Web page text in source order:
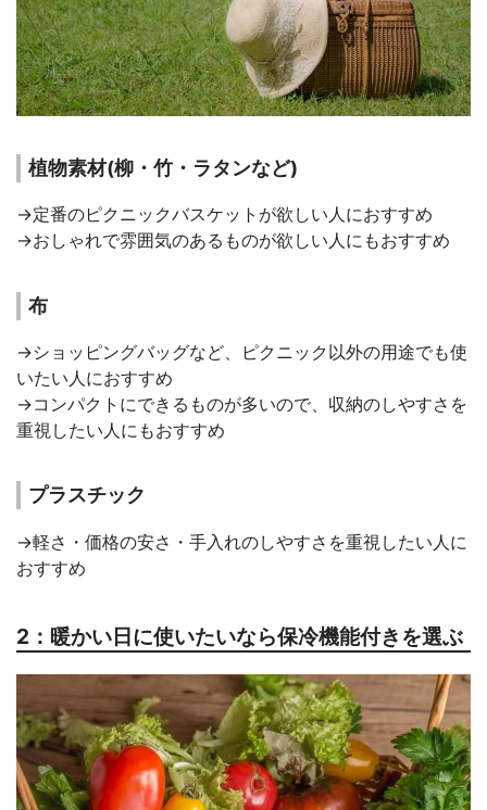
植物素材(柳・竹・ラタンなど)
→定番のピクニックバスケットが欲しい人におすすめ
→おしゃれで雰囲気のあるものが欲しい人にもおすすめ
布
→ショッピングバッグなど、ピクニック以外の用途でも使
いたい人におすすめ
→コンパクトにできるものが多いので、収納のしやすさを
重視したい人にもおすすめ
プラスチック
→軽さ・価格の安さ・手入れのしやすさを重視したい人に
おすすめ
2：暖かい日に使いたいなら保冷機能付きを選ぶ